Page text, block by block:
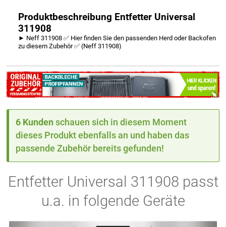
Produktbeschreibung Entfetter Universal
311908
► Neff 311908 ✅ Hier finden Sie den passenden Herd oder Backofen
zu diesem Zubehör ✅ (Neff 311908)
6 Kunden schauen sich in diesem Moment
dieses Produkt ebenfalls an und haben das
passende Zubehör bereits gefunden!
Entfetter Universal 311908 passt
u.a. in folgende Geräte